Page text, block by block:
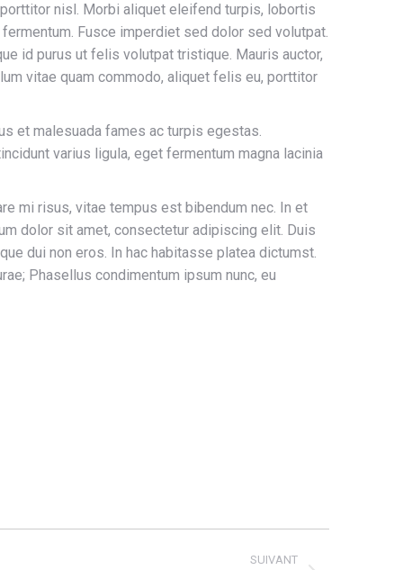
nisl. Morbi aliquet eleifend turpis, lobortis
Fusce imperdiet sed dolor sed volutpat.
id purus ut felis volutpat tristique. Mauris auctor,
vitae quam commodo, aliquet felis eu, porttitor
et malesuada fames ac turpis egestas.
varius ligula, eget fermentum magna lacinia
mi risus, vitae tempus est bibendum nec. In et
dolor sit amet, consectetur adipiscing elit. Duis
dui non eros. In hac habitasse platea dictumst.
Phasellus condimentum ipsum nunc, eu
SUIVANT